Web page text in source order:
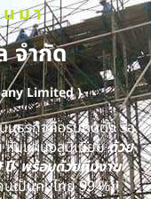
มา
จำกัด
Limited )
นินธุรกิจคือรับติดตั้ง รื้อ
หุ้มแผ่นอลูมิเนียมด้วย
ปี พร้อมด้วยทีมงาน
นเป็นคนไทย 99 %)